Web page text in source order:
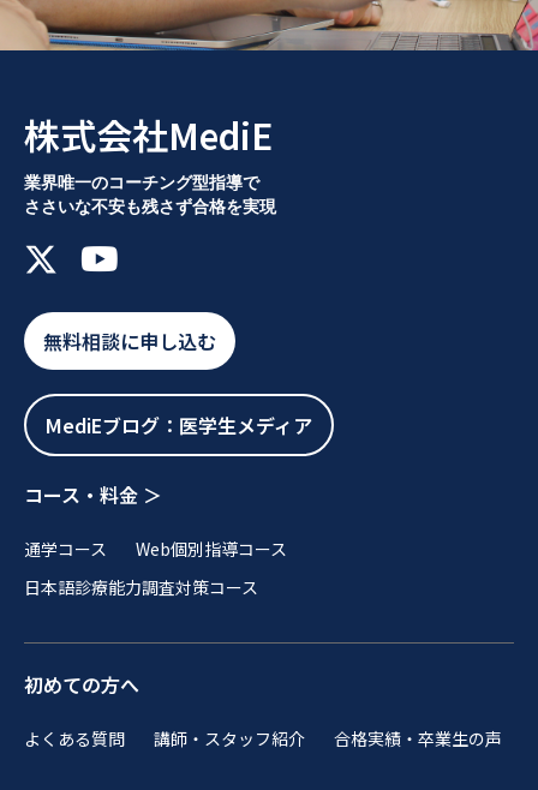
株式会社MediE
業界唯一のコーチング型指導で
ささいな不安も残さず合格を実現
無料相談に申し込む
MediEブログ：医学生メディア
コース・料金 ＞
通学コース
Web個別指導コース
日本語診療能力調査対策コース
初めての方へ
よくある質問 講師・スタッフ紹介 合格実績・卒業生の声